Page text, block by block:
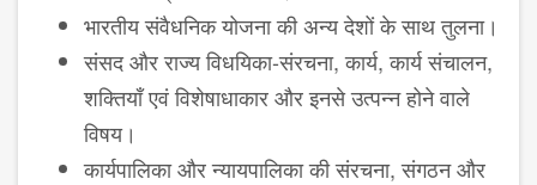
भारतीय संवैधनिक योजना की अन्य देशों के साथ तुलना।
संसद और राज्य विधयिका-संरचना, कार्य, कार्य संचालन,
शक्तियाँ एवं विशेषा​धाकार और इनसे उत्पन्न होने वाले
विषय।
कार्यपालिका और न्यायपालिका की संरचना, संगठन और